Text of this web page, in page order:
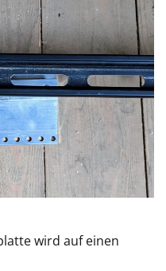
wird auf einen